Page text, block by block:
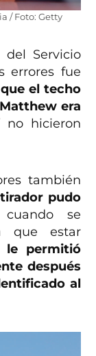
/ Foto: Getty
del Servicio
errores fue
el techo
era
hicieron
también
pudo
se
que estar
le permitió
después
al